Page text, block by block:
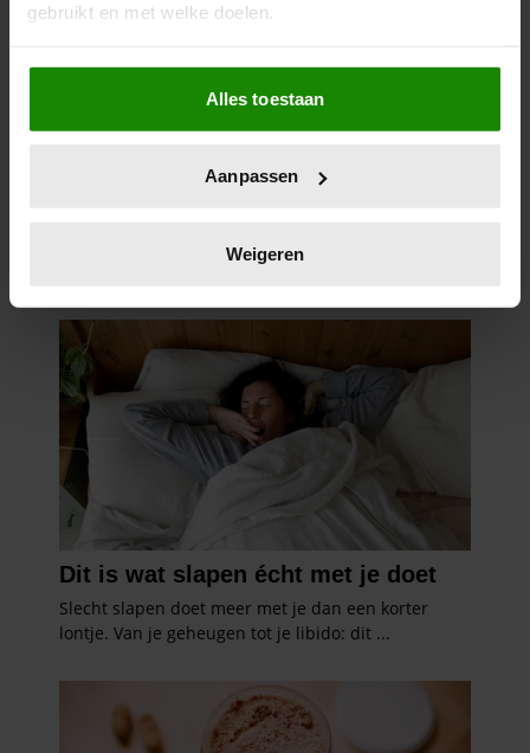
gebruikt en met welke doelen.
Als u het toestaat, willen we ook graag:
Informatie verzamelen over uw geografische
locatie, die tot een paar meter nauwkeurig kan zijn
scannen op specifieke eigenschappen (fingerprinting)
verwerkt en stel uw voorkeuren in het
intrekken in de Cookieverklaring.
We gebruiken cookies om content en advertenties te
personaliseren, om functies voor social media te bieden
en om ons websiteverkeer te analyseren. Ook delen we
informatie over uw gebruik van onze site met onze
partners voor social media, adverteren en analyse. Deze
partners kunnen deze gegevens combineren met andere
informatie die u aan ze heeft verstrekt of die ze hebben
verzameld op basis van uw gebruik van hun services. U
gaat akkoord met onze cookies als u onze website blijft
gebruiken.
Alles toestaan
Aanpassen
Weigeren